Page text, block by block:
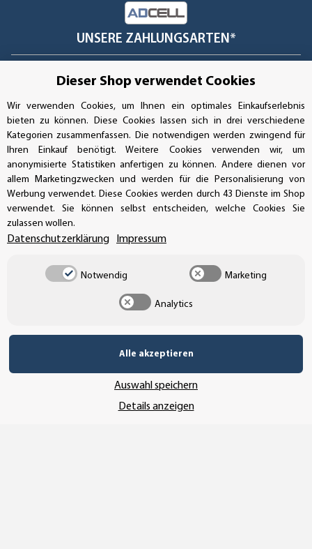
UNSERE ZAHLUNGSARTEN*
UNSER VERSANDDIENSTLEISTER
Dieser Shop verwendet Cookies
Wir verwenden Cookies, um Ihnen ein optimales Einkaufserlebnis
bieten zu können. Diese Cookies lassen sich in drei verschiedene
Kategorien zusammenfassen. Die notwendigen werden zwingend für
Ihren Einkauf benötigt. Weitere Cookies verwenden wir, um
anonymisierte Statistiken anfertigen zu können. Andere dienen vor
allem Marketingzwecken und werden für die Personalisierung von
Werbung verwendet. Diese Cookies werden durch 43 Dienste im Shop
verwendet. Sie können selbst entscheiden, welche Cookies Sie
zulassen wollen.
Datenschutzerklärung Impressum
Notwendig Marketing
Analytics
Alle akzeptieren
Auswahl speichern
Details anzeigen